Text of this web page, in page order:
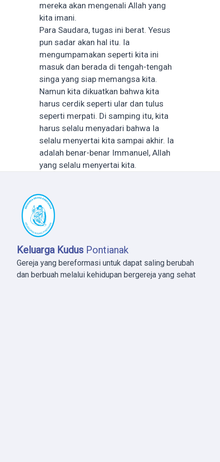
mereka akan mengenali Allah yang
kita imani.
Para Saudara, tugas ini berat. Yesus
pun sadar akan hal itu. Ia
mengumpamakan seperti kita ini
masuk dan berada di tengah-tengah
singa yang siap memangsa kita.
Namun kita dikuatkan bahwa kita
harus cerdik seperti ular dan tulus
seperti merpati. Di samping itu, kita
harus selalu menyadari bahwa Ia
selalu menyertai kita sampai akhir. Ia
adalah benar-benar Immanuel, Allah
yang selalu menyertai kita.
Keluarga Kudus Pontianak
Gereja yang bereformasi untuk dapat saling berubah
dan berbuah melalui kehidupan bergereja yang sehat